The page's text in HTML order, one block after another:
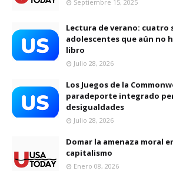
Septiembre 15, 2025
Lectura de verano: cuatro
adolescentes que aún no
libro
Julio 28, 2026
Los Juegos de la
paradeporte integrado
desigualdades
Julio 28, 2026
Domar la amenaza moral
capitalismo
Enero 08, 2026